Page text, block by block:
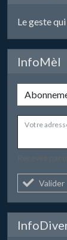
Le geste
InfoMèl
Votre
Valider